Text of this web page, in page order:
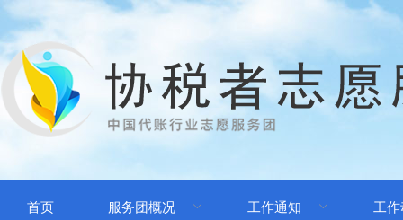
首页 服务团概况 工作通知 工